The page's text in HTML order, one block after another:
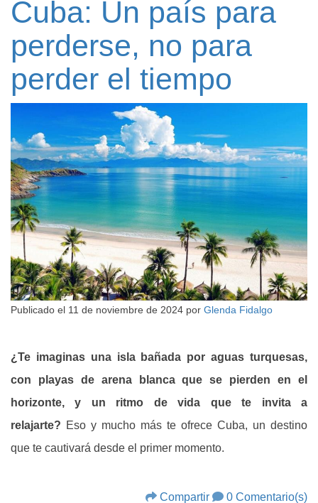
Cuba: Un país para
perderse, no para
perder el tiempo
Publicado el 11 de noviembre de 2024 por Glenda Fidalgo
¿Te imaginas una isla bañada por aguas turquesas,
con playas de arena blanca que se pierden en el
horizonte, y un ritmo de vida que te invita a
relajarte? Eso y mucho más te ofrece Cuba, un destino
que te cautivará desde el primer momento.
Compartir 0 Comentario(s)